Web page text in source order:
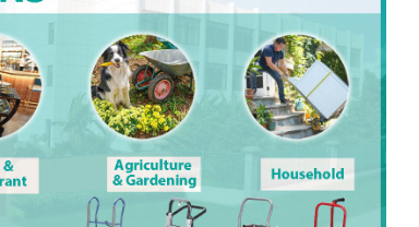
زاحف قابل للطي بإطار Z-Frame 2
في 1 مع مقعد | مصنع فيتنام
WEV-SHT600A02